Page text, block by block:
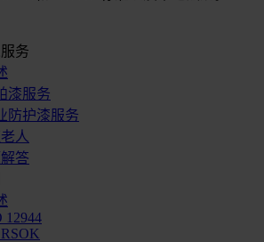
务
漆服务
防护漆服务
人
答
12944